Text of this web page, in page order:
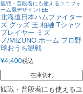
観戦・普段着にも使えるユニフォ
ーム風デザインTEE！
北海道日本ハムファイター
ズ グッズ 王 柏融 Tシャツ
プレイヤー ミズ
ノ/MIZUNO ホーム プロ野
球おうち観戦
¥4,400税込
在庫切れ
観戦・普段着にも使えるユ